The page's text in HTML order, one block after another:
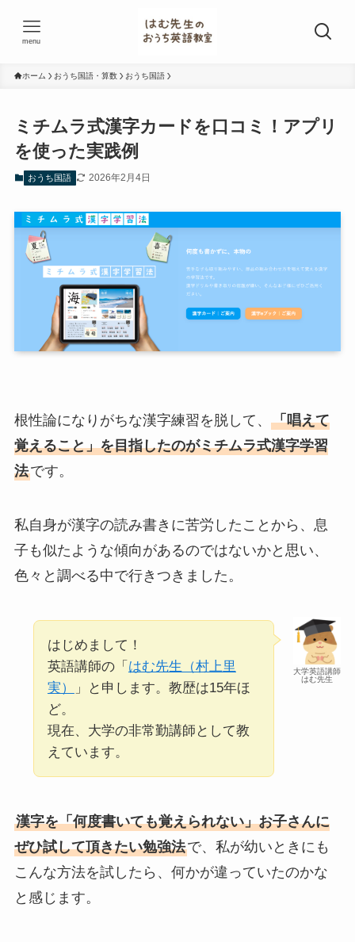
menu
ホーム おうち国語・算数 おうち国語
ミチムラ式漢字カードを口コミ！アプリ
を使った実践例
おうち国語 2026年2月4日
根性論になりがちな漢字練習を脱して、 「唱えて
覚えること」を目指したのがミチムラ式漢字学習
法です。
私自身が漢字の読み書きに苦労したことから、息
子も似たような傾向があるのではないかと思い、
色々と調べる中で行きつきました。
大学英語講師
はむ先生
はじめまして！
英語講師の「 はむ先生（村上里
実）
」と申します。教歴は15年ほ
ど。
現在、大学の非常勤講師として教
えています。
漢字を「何度書いても覚えられない」お子さんに
ぜひ試して頂きたい勉強法で、私が幼いときにも
こんな方法を試したら、何かが違っていたのかな
と感じます。